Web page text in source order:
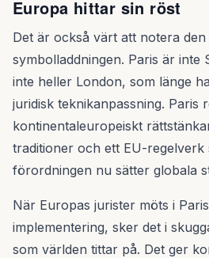
Europa hittar sin röst
Det är också värt att notera den
symbolladdningen. Paris är inte
inte heller London, som länge
juridisk teknikanpassning. Paris
kontinentaleuropeiskt
traditioner och ett EU-regelverk
förordningen nu sätter globala
När Europas jurister möts i
implementering, sker det i
som världen tittar på. Det ger